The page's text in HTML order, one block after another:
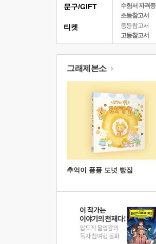
수험서 자격증
초등참고서
중등참고서
고등참고서
문구/GIFT
티켓
그래제본소
추억이 퐁퐁 도넛 빵집